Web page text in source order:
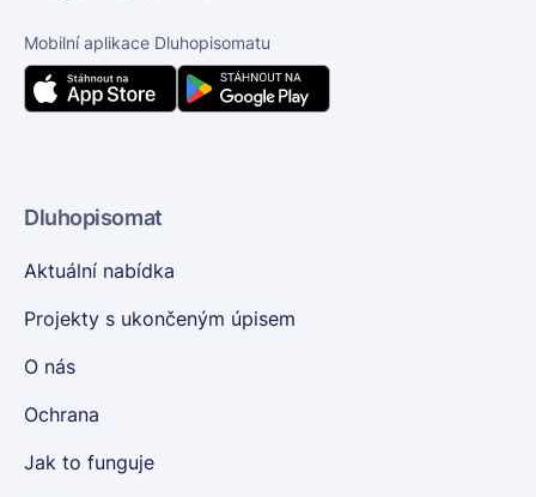
Mobilní aplikace Dluhopisomatu
Dluhopisomat
Aktuální nabídka
Projekty s ukončeným úpisem
O nás
Ochrana
Jak to funguje